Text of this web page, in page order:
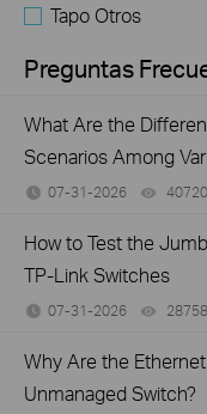
Tapo Otros
Preguntas
What Are the
Scenarios Among
07-31-2026
How to Test the
TP-Link Switches
07-31-2026
Why Are the
Unmanaged Switch?